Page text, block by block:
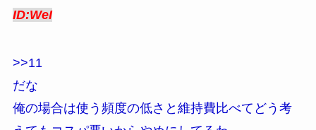
ID:WeI
>>11
だな
俺の場合は使う頻度の低さと維持費比べてどう考